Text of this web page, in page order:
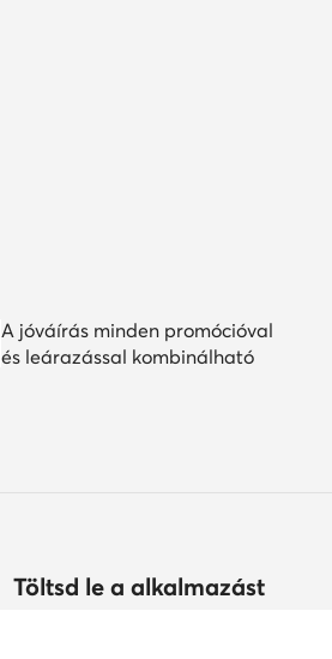
A jóváírás minden promócióval
és leárazással kombinálható
Töltsd le a alkalmazást